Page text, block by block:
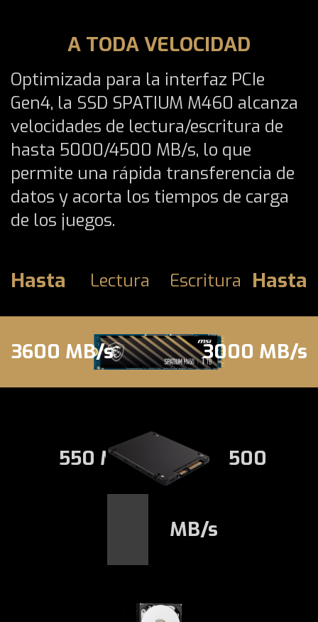
A TODA VELOCIDAD
Optimizada para la interfaz PCIe
Gen4, la SSD SPATIUM M460 alcanza
velocidades de lectura/escritura de
hasta 5000/4500 MB/s, lo que
permite una rápida transferencia de
datos y acorta los tiempos de carga
de los juegos.
Hasta Lectura Escritura Hasta
3600 MB/s 3000 MB/s
550 MB/s 500
MB/s